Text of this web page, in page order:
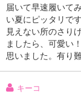
届いて早速履いて
い夏にピッタリで
見えない所のさり
ましたら、可愛い
思いました。有り
キーコ